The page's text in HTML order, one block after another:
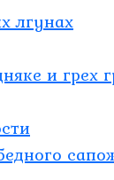
лгунах
и грех